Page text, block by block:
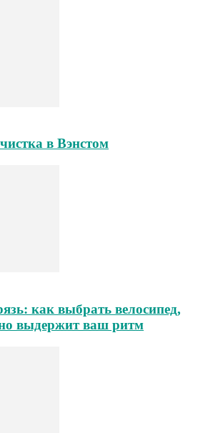
в Вэнстом
как выбрать велосипед,
выдержит ваш ритм